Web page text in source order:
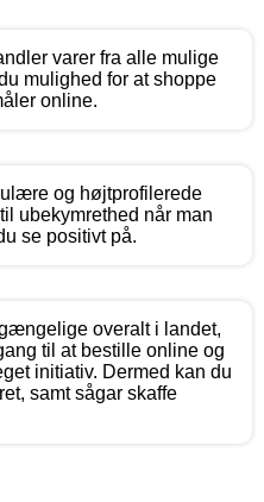
varer fra alle mulige
mulighed for at shoppe
online.
og højtprofilerede
ubekymrethed når man
se positivt på.
overalt i landet,
til at bestille online og
initiativ. Dermed kan du
samt sågar skaffe